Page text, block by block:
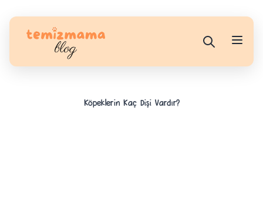
Köpeklerin Kaç Dişi Vardır?